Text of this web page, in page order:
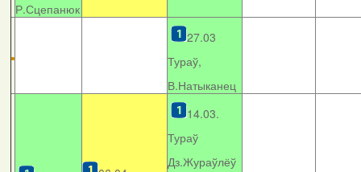
Р.Сцепанюк
27.03
Тураў,
В.Натыканец
14.03.
Тураў
Дз.Жураўлёў